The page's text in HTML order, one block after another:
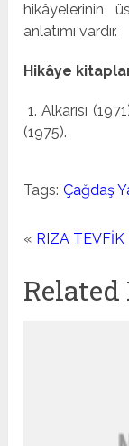
hikâyelerinin
anlatımı vardır.
Hikâye
1. Alkarısı
(1975).
Tags: Çağdaş
« RIZA TEVFİK
Related